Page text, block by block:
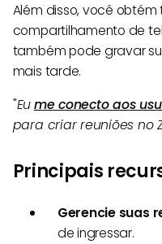
Além disso, você
compartilhamento de
também pode gravar
mais tarde.
"Eume conecto aos
para criar reuniões no
Principais
Gerencie suas
de ingressar.